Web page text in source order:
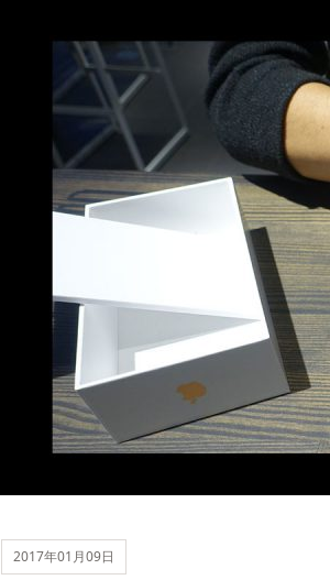
2017年01月09日